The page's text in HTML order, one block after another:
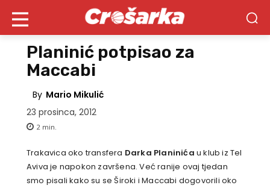
Planinić potpisao za
Maccabi
By Mario Mikulić
23 prosinca, 2012
2 min.
Trakavica oko transfera Darka Planinića u klub iz Tel
Aviva je napokon završena. Već ranije ovaj tjedan
smo pisali kako su se Široki i Maccabi dogovorili oko